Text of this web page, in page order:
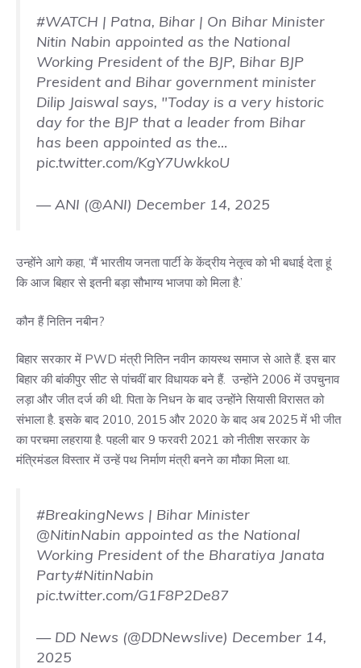
#WATCH | Patna, Bihar | On Bihar Minister
Nitin Nabin appointed as the National
Working President of the BJP, Bihar BJP
President and Bihar government minister
Dilip Jaiswal says, "Today is a very historic
day for the BJP that a leader from Bihar
has been appointed as the…
pic.twitter.com/KgY7UwkkoU
— ANI (@ANI) December 14, 2025
उन्होंने आगे कहा, ‘मैं भारतीय जनता पार्टी के केंद्रीय नेतृत्व को भी बधाई देता हूं
कि आज बिहार से इतनी बड़ा सौभाग्य भाजपा को मिला है.’
कौन हैं नितिन नबीन?
बिहार सरकार में PWD मंत्री नितिन नवीन कायस्थ समाज से आते हैं. इस बार
बिहार की बांकीपुर सीट से पांचवीं बार विधायक बने हैं. उन्होंने 2006 में उपचुनाव
लड़ा और जीत दर्ज की थी. पिता के निधन के बाद उन्होंने सियासी विरासत को
संभाला है. इसके बाद 2010, 2015 और 2020 के बाद अब 2025 में भी जीत
का परचमा लहराया है. पहली बार 9 फरवरी 2021 को नीतीश सरकार के
मंत्रिमंडल विस्तार में उन्हें पथ निर्माण मंत्री बनने का मौका मिला था.
#BreakingNews | Bihar Minister
@NitinNabin appointed as the National
Working President of the Bharatiya Janata
Party#NitinNabin
pic.twitter.com/G1F8P2De87
— DD News (@DDNewslive) December 14,
2025